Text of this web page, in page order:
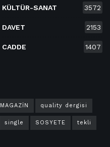
KÜLTÜR-SANAT 3572
DAVET 2153
CADDE 1407
MAGAZİN quality dergisi
single SOSYETE tekli